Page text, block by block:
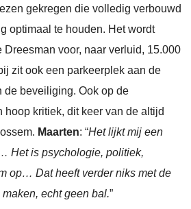
gekregen die volledig verbouwd
optimaal te houden. Het wordt
voor, naar verluid, 15.000
zit ook een parkeerplek aan de
de beveiliging. Ook op de
hoop kritiek, dit keer van de altijd
Maarten: “Het lijkt mij een
Het is psychologie, politiek,
op… Dat heeft verder niks met de
echt geen bal.”